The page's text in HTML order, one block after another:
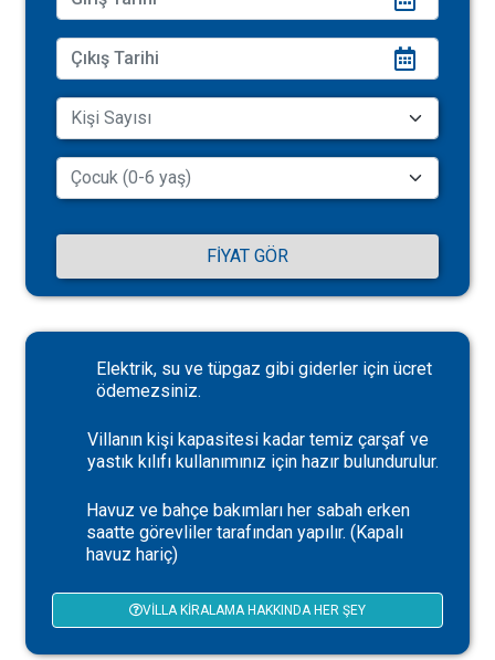
FIYAT GÖR
Elektrik, su ve tüpgaz gibi giderler için ücret
ödemezsiniz.
Villanın kişi kapasitesi kadar temiz çarşaf ve
yastık kılıfı kullanımınız için hazır bulundurulur.
Havuz ve bahçe bakımları her sabah erken
saatte görevliler tarafından yapılır. (Kapalı
havuz hariç)
VILLA KIRALAMA HAKKINDA HER ŞEY